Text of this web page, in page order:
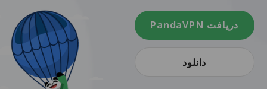
دریافت PandaVPN
دانلود